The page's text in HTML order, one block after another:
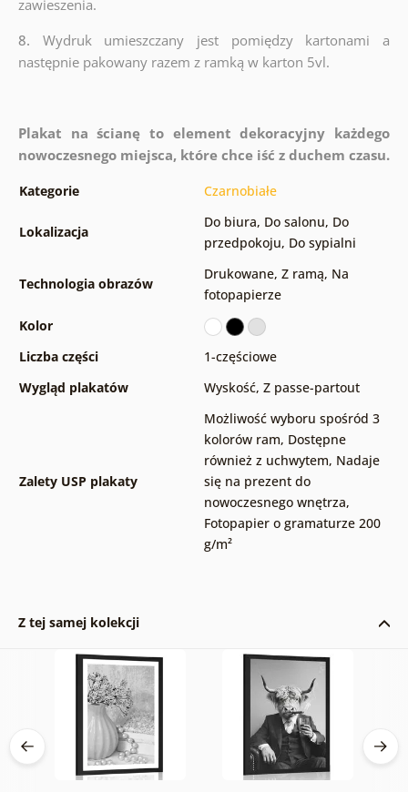
zawieszenia.
8. Wydruk umieszczany jest pomiędzy kartonami a
następnie pakowany razem z ramką w karton 5vl.
Plakat na ścianę to element dekoracyjny każdego
nowoczesnego miejsca, które chce iść z duchem czasu.
Kategorie Czarnobiałe
Lokalizacja
Do biura, Do salonu, Do
przedpokoju, Do sypialni
Technologia obrazów
Drukowane, Z ramą, Na
fotopapierze
Kolor
Liczba części
1-częściowe
Wygląd plakatów
Wyskość, Z passe-partout
Zalety USP plakaty
Możliwość wyboru spośród 3
kolorów ram, Dostępne
również z uchwytem, Nadaje
się na prezent do
nowoczesnego wnętrza,
Fotopapier o gramaturze 200
g/m²
Z tej samej kolekcji